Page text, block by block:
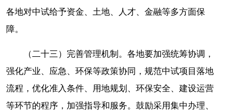
各地对中试给予资金、土地、人才、金融等多方面保
障。
（二十三）完善管理机制。各地要加强统筹协调，
强化产业、应急、环保等政策协同，规范中试项目落地
流程，优化准入条件、用地规划、环保安全、建设运营
等环节的程序，加强指导和服务。鼓励采用集中办理、